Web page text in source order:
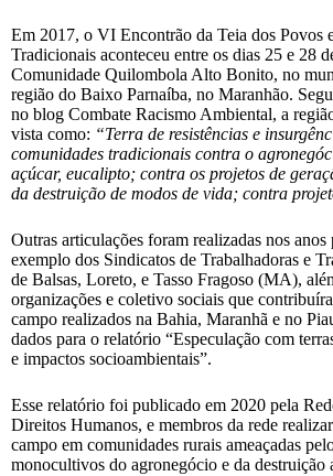
Em 2017, o VI Encontrão da Teia dos Povos
Tradicionais aconteceu entre os dias 25 e 28
Comunidade Quilombola Alto Bonito, no
região do Baixo Parnaíba, no Maranhão.
no blog Combate Racismo Ambiental, a
vista como: “Terra de resistências e
comunidades tradicionais contra o
açúcar, eucalipto; contra os projetos de
da destruição de modos de vida; contra
Outras articulações foram realizadas nos anos
exemplo dos Sindicatos de Trabalhadoras e
de Balsas, Loreto, e Tasso Fragoso (MA),
organizações e coletivo sociais que
campo realizados na Bahia, Maranhã e no
dados para o relatório “Especulação com
e impactos socioambientais”.
Esse relatório foi publicado em 2020 pela
Direitos Humanos, e membros da rede
campo em comunidades rurais ameaçadas
monocultivos do agronegócio e da destruição